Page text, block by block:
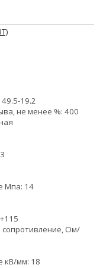
19.2
не менее %: 400
Мпа: 14
сопротивление, Ом/
кВ/мм: 18